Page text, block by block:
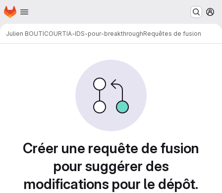
Passer au contenu principal
Page d'accueil
Julien BOUTICOURTIA-IDS-pour-breakthroughRequêtes de fusion
Créer une requête de fusion
pour suggérer des
modifications pour le dépôt.